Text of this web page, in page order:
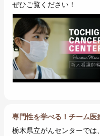
ぜひご覧ください！
専門性を学べる！チーム医
栃木県立がんセンターでは